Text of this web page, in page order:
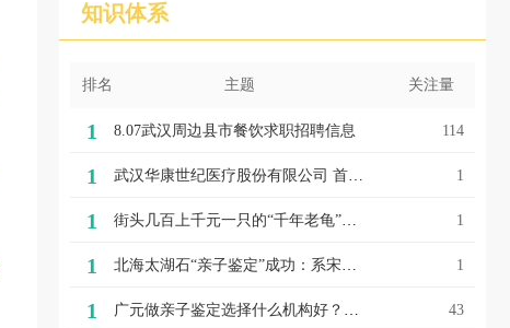
知识体系
排名 主题 关注量
1 8.07武汉周边县市餐饮求职招聘信息 114
1 武汉华康世纪医疗股份有限公司 首次公开发行股票并在创业板上市初步询价及推介公告 1
1 街头几百上千元一只的“千年老龟”，买来放生可能好心办坏事 1
1 北海太湖石“亲子鉴定”成功：系宋代艮岳园“亲生”的 1
1 广元做亲子鉴定选择什么机构好？广元做亲子鉴定的方式 43